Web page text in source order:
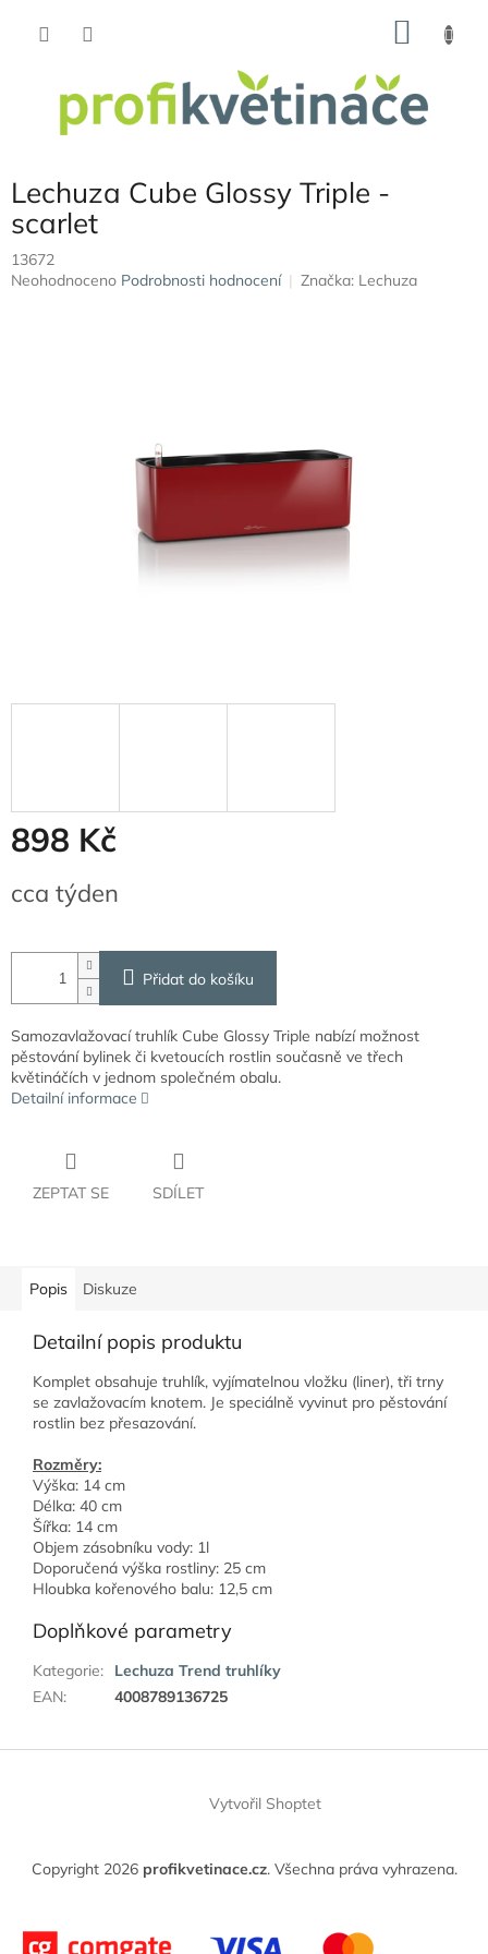
Lechuza Cube Glossy Triple -
scarlet
13672
Průměrné
Neohodnoceno Podrobnosti hodnocení Značka: Lechuza
898 Kč
cena:
cca týden
Přidat do košíku
Samozavlažovací truhlík Cube Glossy Triple nabízí možnost
pěstování bylinek či kvetoucích rostlin současně ve třech
květináčích v jednom společném obalu.
Detailní informace
ZEPTAT SE SDÍLET
Popis Diskuze
Detailní popis produktu
Komplet obsahuje truhlík, vyjímatelnou vložku (liner), tři trny
se zavlažovacím knotem. Je speciálně vyvinut pro pěstování
rostlin bez přesazování.
Rozměry:
Výška: 14 cm
Délka: 40 cm
Šířka: 14 cm
Objem zásobníku vody: 1l
Doporučená výška rostliny: 25 cm
Hloubka kořenového balu: 12,5 cm
Doplňkové parametry
Kategorie:
Lechuza Trend truhlíky
EAN: 4008789136725
Vytvořil Shoptet
Copyright 2026 profikvetinace.cz. Všechna práva vyhrazena.